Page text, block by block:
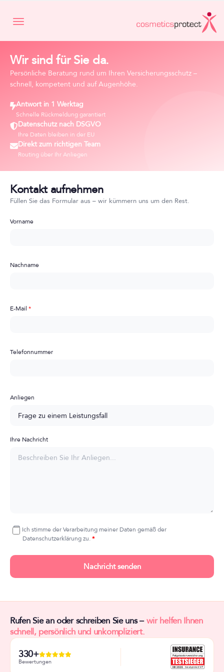
Toggle navigation
Wir sind für Sie da.
Persönliche Beratung rund um Ihren Versicherungsschutz –
schnell, kompetent und auf Augenhöhe.
Antwort in 1 Werktag
Schnelle Rückmeldung garantiert
Datenschutz nach DSGVO
Ihre Daten bleiben in der EU
Direkt zum richtigen Team
Routing über Ihr Anliegen
Kontakt aufnehmen
Füllen Sie das Formular aus – wir kümmern uns um den Rest.
Vorname
Nachname
E-Mail *
Telefonnummer
Anliegen
Ihre Nachricht
Ich stimme der Verarbeitung meiner Daten gemäß der
Datenschutzerklärung zu.
Nachricht senden
Rufen Sie an oder schreiben Sie uns –wir helfen Ihnen
schnell, persönlich und unkompliziert.
330+
Bewertungen